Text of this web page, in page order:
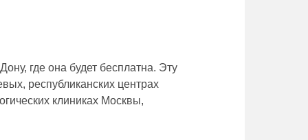
где она будет бесплатна. Эту
республиканских центрах
клиниках Москвы,